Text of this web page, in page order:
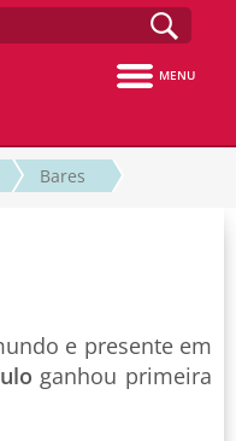
MENU
Bares
e presente em
ganhou primeira